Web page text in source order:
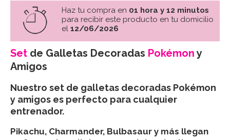
Haz tu compra en 01 hora y 12 minutos
para recibir este producto en tu domicilio
el 12/06/2026
Set de Galletas Decoradas Pokémony
Amigos
Nuestro set de galletas decoradas Pokémon
y amigos es perfecto para cualquier
entrenador.
Pikachu, Charmander, Bulbasaur y más llegan